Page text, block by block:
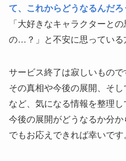
て、これからどうなるんだろ
「大好きなキャラクターと
の…？」と不安に思っている
サービス終了は寂しいもの
その真相や今後の展開、そ
など、気になる情報を整理し
今後の展開がどうなるか分
でもお応えできれば幸いです